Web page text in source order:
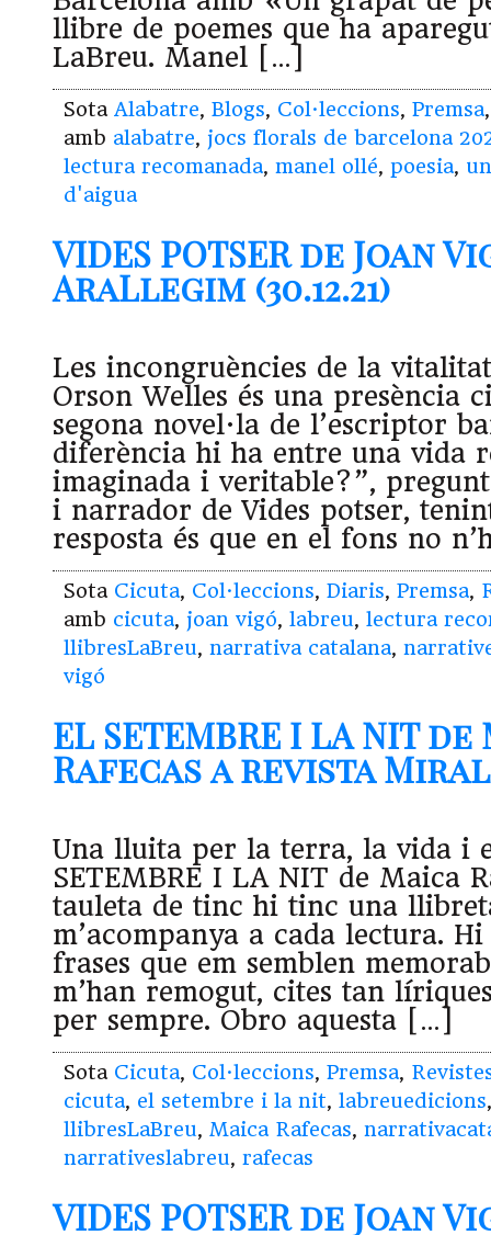
llibre de poemes que ha
LaBreu. Manel […]
Sota Alabatre, Blogs, Col·leccions, Premsa
amb alabatre, jocs florals de barcelona
lectura recomanada, manel ollé, poesia,
d'aigua
VIDES POTSER de Joan
AraLlegim (30.12.21)
Les incongruències de la
Orson Welles és una presència
segona novel·la de l’escriptor
diferència hi ha entre una vida
imaginada i veritable?”,
i narrador de Vides potser,
resposta és que en el fons no
Sota Cicuta, Col·leccions, Diaris, Premsa,
amb cicuta, joan vigó, labreu, lectura
llibresLaBreu, narrativa catalana,
vigó
EL SETEMBRE I LA NIT
Rafecas a revista Mirall
Una lluita per la terra, la vida i
SETEMBRE I LA NIT de Maica
tauleta de tinc hi tinc una
m’acompanya a cada lectura.
frases que em semblen
m’han remogut, cites tan
per sempre. Obro aquesta […]
Sota Cicuta, Col·leccions, Premsa,
cicuta, el setembre i la nit, labreuedicions
llibresLaBreu, Maica Rafecas,
narrativeslabreu, rafecas
VIDES POTSER de Joan